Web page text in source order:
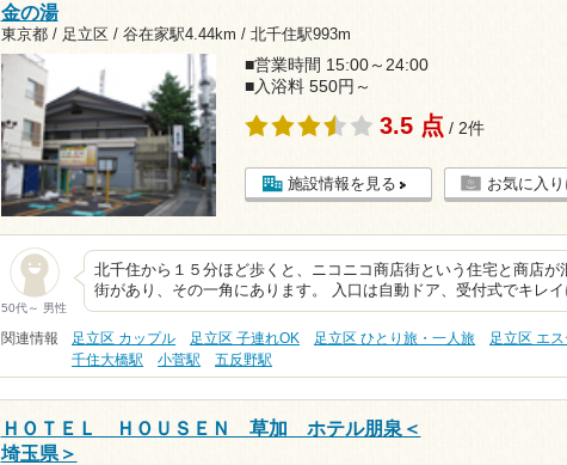
金の湯
東京都 / 足立区 / 谷在家駅4.44km / 北千住駅993m
■営業時間 15:00～24:00
■入浴料 550円～
3.5 点 / 2件
施設情報を見る お気に入
50代～ 男性
北千住から１５分ほど歩くと、ニコニコ商店街という住宅と商店が
街があり、その一角にあります。 入口は自動ドア、受付式でキレ
関連情報 足立区 カップル 足立区 子連れOK 足立区 ひとり旅・一人旅 足立区 エ
千住大橋駅
小菅駅 五反野駅
ＨＯＴＥＬ ＨＯＵＳＥＮ 草加 ホテル朋泉＜
埼玉県＞